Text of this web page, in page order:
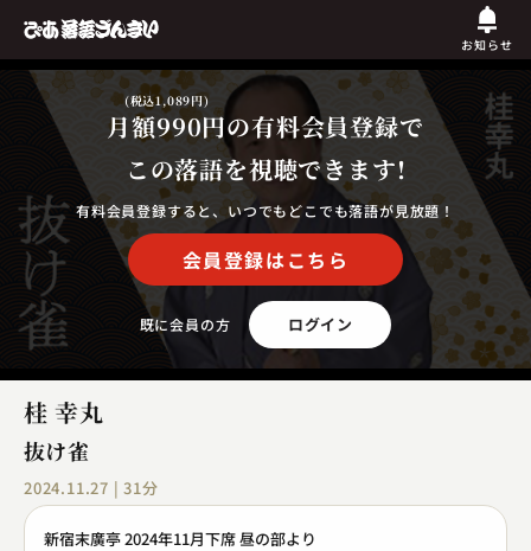
お知らせ
月額990円
(税込1,089円)
の有料会員登録で
この落語を視聴できます!
有料会員登録すると、いつでもどこでも落語が見放題！
会員登録はこちら
既に会員の方 ログイン
桂 幸丸
抜け雀
2024.11.27 | 31分
新宿末廣亭 2024年11月下席 昼の部より